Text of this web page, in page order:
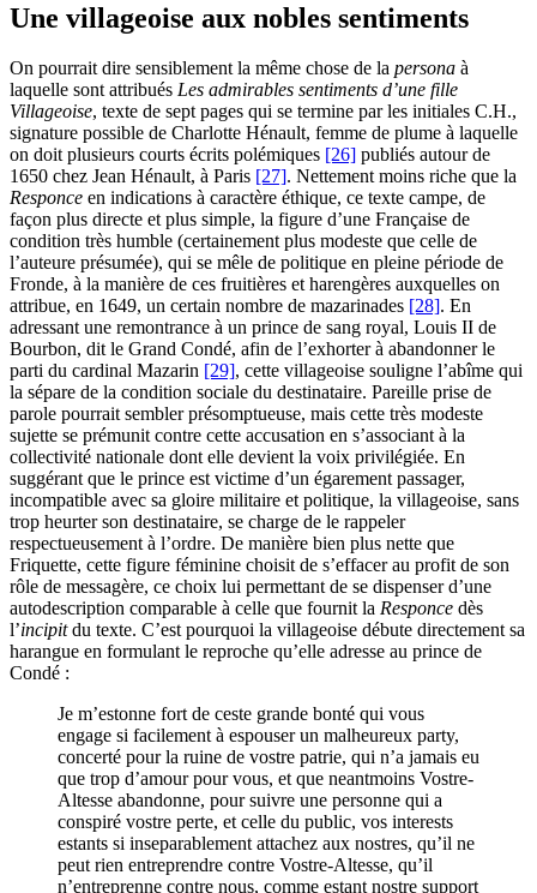
Une villageoise aux nobles sentiments
On pourrait dire sensiblement la même chose de la persona à
laquelle sont attribués Les admirables sentiments d’une fille
Villageoise, texte de sept pages qui se termine par les initiales C.H.,
signature possible de Charlotte Hénault, femme de plume à laquelle
on doit plusieurs courts écrits polémiques [26] publiés autour de
1650 chez Jean Hénault, à Paris [27]. Nettement moins riche que la
Responce en indications à caractère éthique, ce texte campe, de
façon plus directe et plus simple, la figure d’une Française de
condition très humble (certainement plus modeste que celle de
l’auteure présumée), qui se mêle de politique en pleine période de
Fronde, à la manière de ces fruitières et harengères auxquelles on
attribue, en 1649, un certain nombre de mazarinades [28]. En
adressant une remontrance à un prince de sang royal, Louis II de
Bourbon, dit le Grand Condé, afin de l’exhorter à abandonner le
parti du cardinal Mazarin [29], cette villageoise souligne l’abîme qui
la sépare de la condition sociale du destinataire. Pareille prise de
parole pourrait sembler présomptueuse, mais cette très modeste
sujette se prémunit contre cette accusation en s’associant à la
collectivité nationale dont elle devient la voix privilégiée. En
suggérant que le prince est victime d’un égarement passager,
incompatible avec sa gloire militaire et politique, la villageoise, sans
trop heurter son destinataire, se charge de le rappeler
respectueusement à l’ordre. De manière bien plus nette que
Friquette, cette figure féminine choisit de s’effacer au profit de son
rôle de messagère, ce choix lui permettant de se dispenser d’une
autodescription comparable à celle que fournit la Responce dès
l’incipitdu texte. C’est pourquoi la villageoise débute directement sa
harangue en formulant le reproche qu’elle adresse au prince de
Condé :
Je m’estonne fort de ceste grande bonté qui vous
engage si facilement à espouser un malheureux party,
concerté pour la ruine de vostre patrie, qui n’a jamais eu
que trop d’amour pour vous, et que neantmoins Vostre-
Altesse abandonne, pour suivre une personne qui a
conspiré vostre perte, et celle du public, vos interests
estants si inseparablement attachez aux nostres, qu’il ne
peut rien entreprendre contre Vostre-Altesse, qu’il
n’entreprenne contre nous, comme estant nostre support